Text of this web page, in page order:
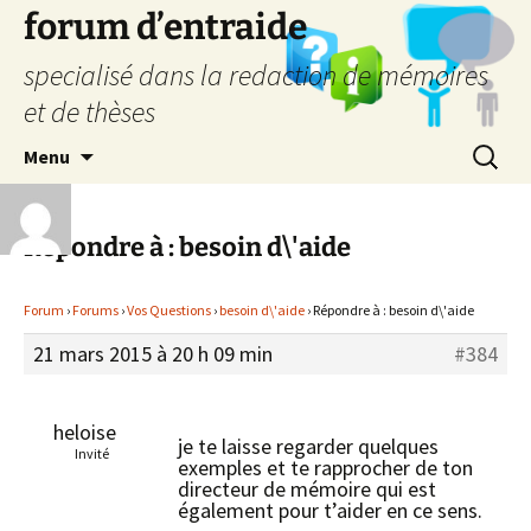
forum d’entraide
specialisé dans la redaction de mémoires
et de thèses
Menu
Répondre à : besoin d\'aide
Forum ›Forums ›Vos Questions ›besoin d\'aide › Répondre à : besoin d\'aide
21 mars 2015 à 20 h 09 min #384
heloise
Invité je te laisse regarder quelques
exemples et te rapprocher de ton
directeur de mémoire qui est
également pour t’aider en ce sens.